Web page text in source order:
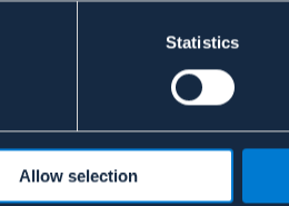
Statistics
Allow selection